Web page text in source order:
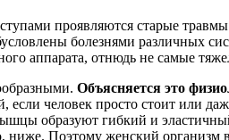
проявляются старые
болезнями различных
аппарата, отнюдь не самые
Объясняется это
человек просто стоит или
образуют гибкий и
Поэтому женский